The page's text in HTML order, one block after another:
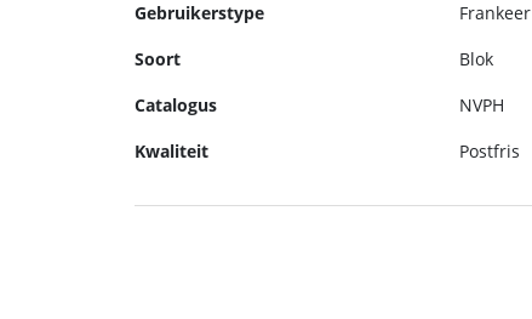
Gebruikerstype
Frankeer
Soort
Blok
Catalogus
NVPH
Kwaliteit
Postfris